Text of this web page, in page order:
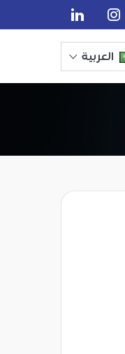
العربية